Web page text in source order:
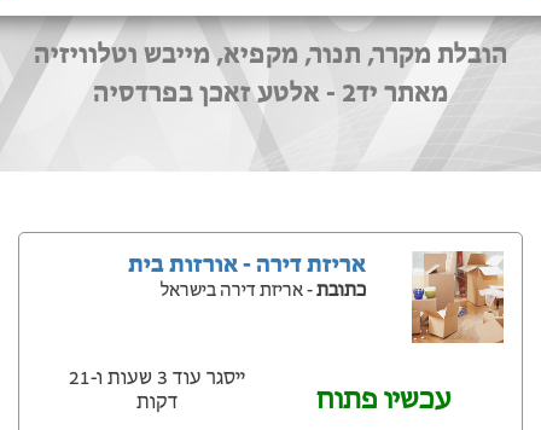
הובלת מקרר, תנור, מקפיא, מייבש וטלוויזיה
מאתר יד2 - אלטע זאכן בפרדסיה
אריזת דירה - אורזות בית
כתובת- אריזת דירה בישראל
עכשיו פתוח
ייסגר עוד 3 שעות ‫ו-21
דקות